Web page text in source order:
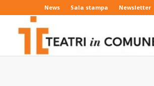
News Sala stampa Newsletter